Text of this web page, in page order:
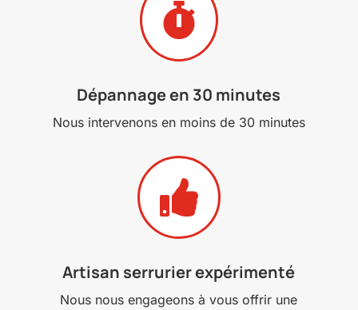

Dépannage en 30 minutes
Nous intervenons en moins de 30 minutes

Artisan serrurier expérimenté
Nous nous engageons à vous offrir une